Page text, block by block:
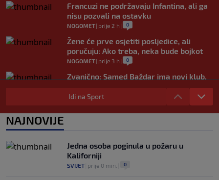
Francuzi ne podržavaju Infantina, ali ga
nisu pozvali na ostavku
NOGOMET| prije 2 h | 0
Žene će prve osjetiti posljedice, ali
poručuju: Ako treba, neka bude bojkot
NOGOMET| prije 3 h | 0
Zvanično: Samed Baždar ima novi klub,
zadužio broj sa velikom "težinom"
NOGOMET|prije 5 h
Prije nekoliko godina zaludjela je
Idi na Sport
NAJNOVIJE
Jedna osoba poginula u požaru u
Kaliforniji
SVIJET prije 0 min. 0